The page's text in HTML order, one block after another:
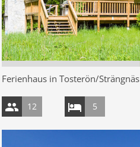
Ferienhaus in Tosterön/Strängnäs
12 5